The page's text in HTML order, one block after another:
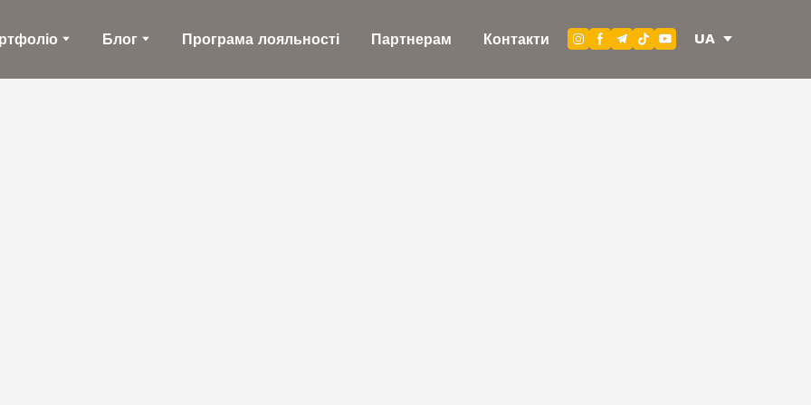
Блог Програма лояльності Партнерам Контакти UA